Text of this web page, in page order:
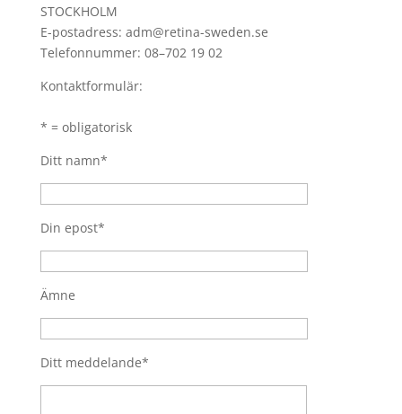
STOCKHOLM
E-postadress: adm@retina-sweden.se
Telefonnummer: 08–702 19 02
Kontaktformulär:
* = obligatorisk
Ditt namn*
Din epost*
Ämne
Ditt meddelande*